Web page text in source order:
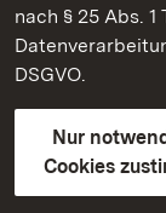
nach § 25 Abs.
DSGVO.
Nur
Cookies
Staatliche
Kontakt
Erklärung zur
BITV-konform